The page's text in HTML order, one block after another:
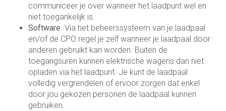
communiceer je over wanneer het laadpunt wel en
niet toegankelijk is.
Software . Via het beheerssysteem van je laadpaal
en/of de CPO regel je zelf wanneer je laadpaal door
anderen gebruikt kan worden. Buiten de
toegangsuren kunnen elektrische wagens dan niet
opladen via het laadpunt. Je kunt de laadpaal
volledig vergrendelen of ervoor zorgen dat enkel
door jou gekozen personen de laadpaal kunnen
gebruiken.